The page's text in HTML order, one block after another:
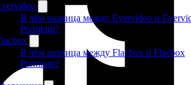
В чём разница между Evervideo и
Premium?
В чём разница между Flacbox и Flacbox
Premium?